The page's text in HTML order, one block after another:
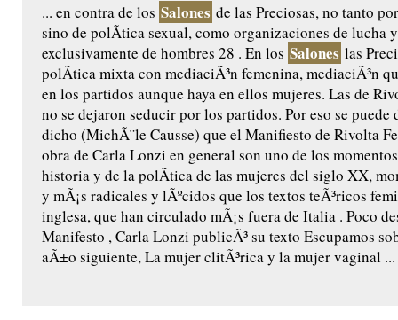
... en contra de los Salones de las Preciosas, no tanto
sino de polÃ­tica sexual, como organizaciones de lucha
exclusivamente de hombres 28 . En los Salones las
polÃ­tica mixta con mediaciÃ³n femenina, mediaciÃ³n
en los partidos aunque haya en ellos mujeres. Las de
no se dejaron seducir por los partidos. Por eso se puede
dicho (MichÃ¨le Causse) que el Manifiesto de Rivolta
obra de Carla Lonzi en general son uno de los
historia y de la polÃ­tica de las mujeres del siglo XX,
y mÃ¡s radicales y lÃºcidos que los textos teÃ³ricos
inglesa, que han circulado mÃ¡s fuera de Italia . Poco
Manifesto , Carla Lonzi publicÃ³ su texto Escupamos
aÃ±o siguiente, La mujer clitÃ³rica y la mujer vaginal ...